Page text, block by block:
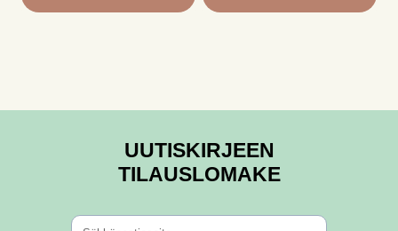
UUTISKIRJEEN
TILAUSLOMAKE